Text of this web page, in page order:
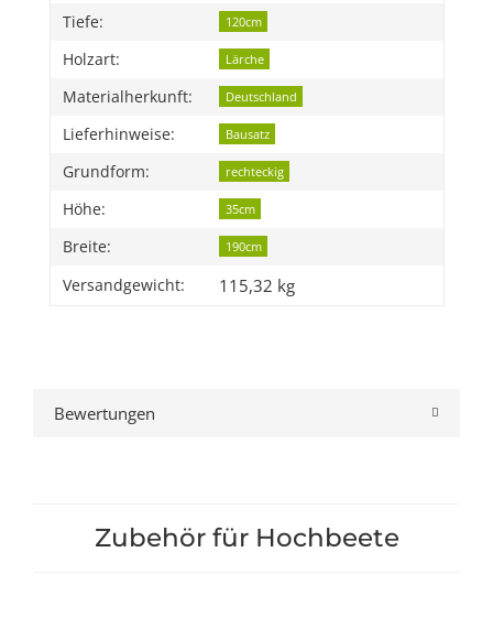
Tiefe: 120cm
Holzart: Lärche
Materialherkunft: Deutschland
Lieferhinweise: Bausatz
Grundform: rechteckig
Höhe: 35cm
Breite: 190cm
Versandgewicht: 115,32 kg
Bewertungen
Zubehör für Hochbeete